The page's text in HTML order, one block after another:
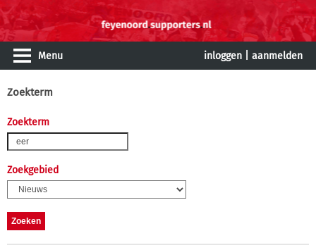
Menu inloggen aanmelden
Zoekterm
Zoekterm
Zoekgebied